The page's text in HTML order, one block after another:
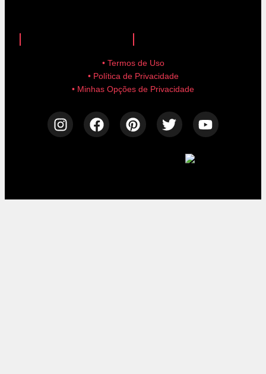
• Termos de Uso
• Política de Privacidade
• Minhas Opções de Privacidade